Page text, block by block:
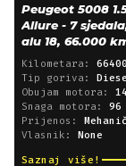
Peugeot 5008
Allure - 7
alu 18, 66.000
Kilometara: 66400
Tip goriva:
Obujam motora:
Snaga motora: 96
Prijenos:
Vlasnik: None
Saznaj više!